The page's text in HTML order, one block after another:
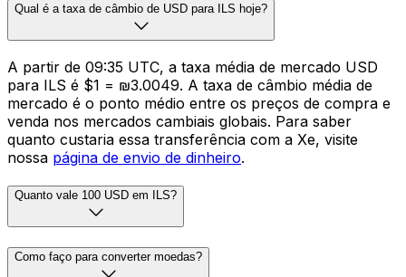
Qual é a taxa de câmbio de USD para ILS hoje?
A partir de 09:35 UTC, a taxa média de mercado USD
para ILS é $1 = ₪3.0049. A taxa de câmbio média de
mercado é o ponto médio entre os preços de compra e
venda nos mercados cambiais globais. Para saber
quanto custaria essa transferência com a Xe, visite
nossa página de envio de dinheiro.
Quanto vale 100 USD em ILS?
Como faço para converter moedas?